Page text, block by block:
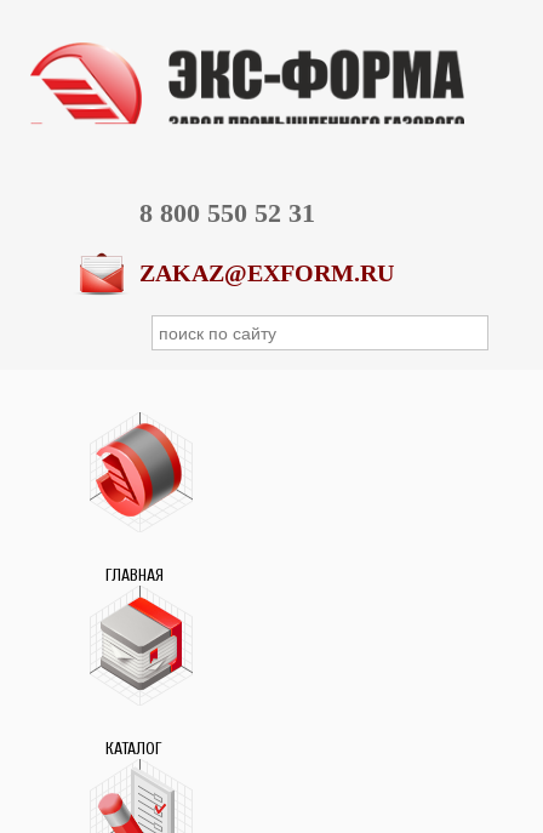
8 800 550 52 31
ZAKAZ@EXFORM.RU
ГЛАВНАЯ
КАТАЛОГ